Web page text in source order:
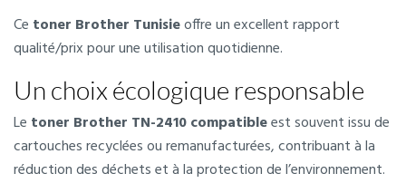
Ce toner Brother Tunisieoffre un excellent rapport
qualité/prix pour une utilisation quotidienne.
Un choix écologique responsable
Le toner Brother TN-2410 compatibleest souvent issu de
cartouches recyclées ou remanufacturées, contribuant à la
réduction des déchets et à la protection de l’environnement.